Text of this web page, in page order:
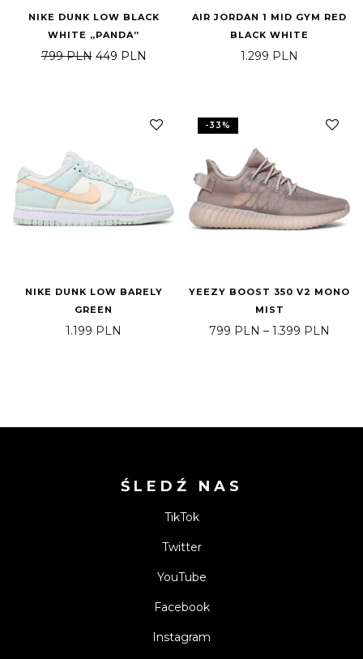
NIKE DUNK LOW BLACK
WHITE „PANDA”
799PLN Pierwotna cena wynosiła: 799 PLN.
449 PLN Aktualna cena wynosi: 449 PLN.
AIR JORDAN 1 MID GYM RED
BLACK WHITE
1.299 PLN
NIKE DUNK LOW BARELY
GREEN
1.199 PLN
-33%
YEEZY BOOST 350 V2 MONO
MIST
799 PLN – 1.399 PLN
ŚLEDŹ NAS
TikTok
Twitter
YouTube
Facebook
Instagram